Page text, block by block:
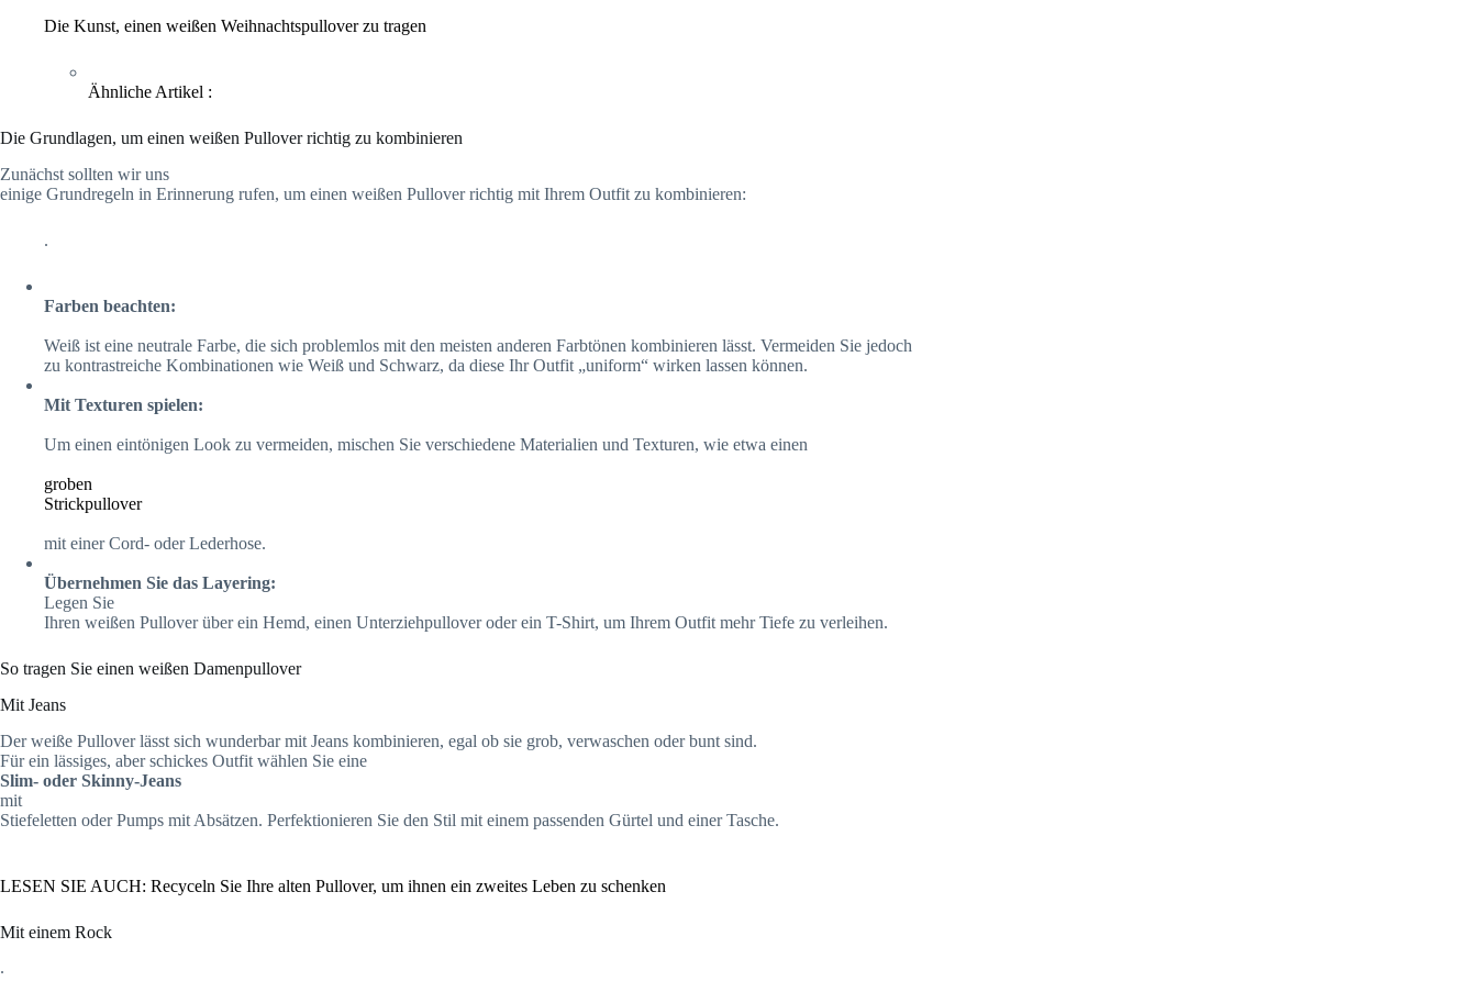
Die Kunst, einen weißen Weihnachtspullover zu tragen
Ähnliche Artikel :
Die Grundlagen, um einen weißen Pullover richtig zu kombinieren
Zunächst sollten wir uns
einige Grundregeln in Erinnerung rufen, um einen weißen Pullover richtig mit Ihrem Outfit zu kombinieren:
.
Farben beachten:
Weiß ist eine neutrale Farbe, die sich problemlos mit den meisten anderen Farbtönen kombinieren lässt. Vermeiden Sie jedoch
zu kontrastreiche Kombinationen wie Weiß und Schwarz, da diese Ihr Outfit „uniform“ wirken lassen können.
Mit Texturen spielen:
Um einen eintönigen Look zu vermeiden, mischen Sie verschiedene Materialien und Texturen, wie etwa einen
groben
Strickpullover
mit einer Cord- oder Lederhose.
Übernehmen Sie das Layering:
Legen Sie
Ihren weißen Pullover über ein Hemd, einen Unterziehpullover oder ein T-Shirt, um Ihrem Outfit mehr Tiefe zu verleihen.
So tragen Sie einen weißen Damenpullover
Mit Jeans
Der weiße Pullover lässt sich wunderbar mit Jeans kombinieren, egal ob sie grob, verwaschen oder bunt sind.
Für ein lässiges, aber schickes Outfit wählen Sie eine
Slim- oder Skinny-Jeans
mit
Stiefeletten oder Pumps mit Absätzen. Perfektionieren Sie den Stil mit einem passenden Gürtel und einer Tasche.
LESEN SIE AUCH: Recyceln Sie Ihre alten Pullover, um ihnen ein zweites Leben zu schenken
Mit einem Rock
.